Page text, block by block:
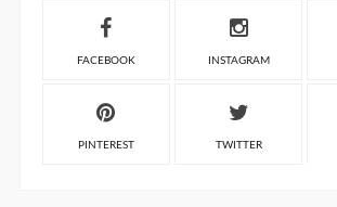
FACEBOOK INSTAGRAM
PINTEREST TWITTER